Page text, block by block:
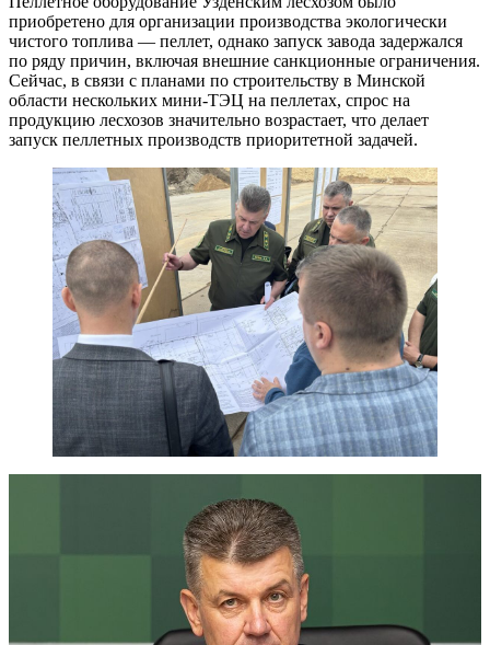
приобретено для организации производства экологически
чистого топлива — пеллет, однако запуск завода задержался
по ряду причин, включая внешние санкционные ограничения.
Сейчас, в связи с планами по строительству в Минской
области нескольких мини-ТЭЦ на пеллетах, спрос на
продукцию лесхозов значительно возрастает, что делает
запуск пеллетных производств приоритетной задачей.